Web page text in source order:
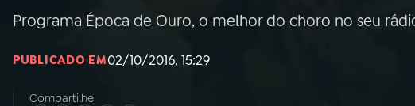
03PROGRAMAÇÃO
Programa Época de Ouro, o melhor do choro no seu
PUBLICADO EM02/10/2016, 15:29
Compartilhe